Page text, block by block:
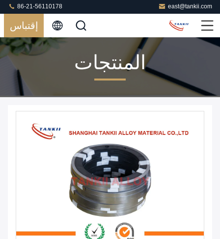
east@tankii.com
86-21-56110178
إقتباس
المنتجات